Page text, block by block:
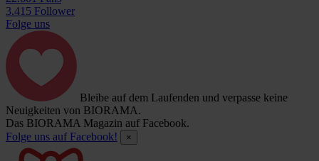
3.415 Follower
Folge uns
Bleibe auf dem Laufenden und verpasse keine
Neuigkeiten von BIORAMA.
Das BIORAMA Magazin auf Facebook.
Folge uns auf Facebook!
×